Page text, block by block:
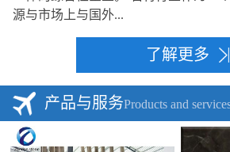
源与市场上与国外...
了解更多
产品与服务Products and